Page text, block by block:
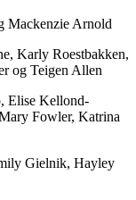
Mackenzie Arnold
Karly Roestbakken,
og Teigen Allen
Elise Kellond-
Fowler, Katrina
Gielnik, Hayley